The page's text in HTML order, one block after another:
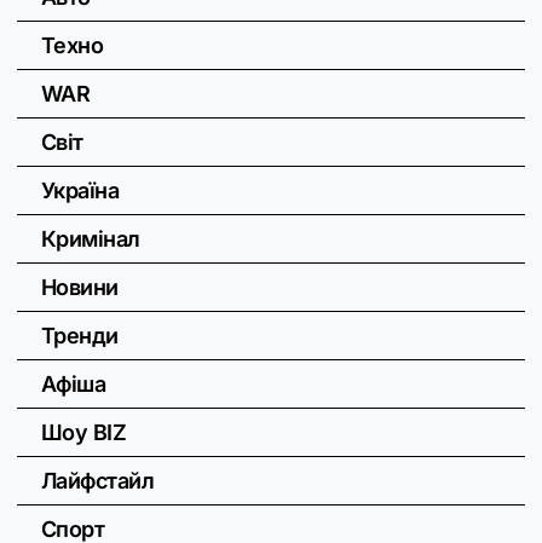
Техно
WAR
Світ
Україна
Кримінал
Новини
Тренди
Афіша
Шоу BIZ
Лайфстайл
Спорт